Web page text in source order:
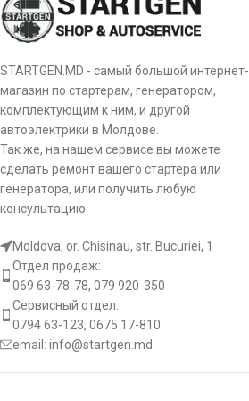
O.D.2 [ mm ]
L.1 [ mm ]
L.2 [ mm ]
Оборот CW
[:ro]
Бендиксы стартера
Количество зубьев [ qty. ]
STARTGEN.MD - самый большой интернет-
магазин по стартерам, генератором,
комплектующим к ним, и другой
автоэлектрики в Молдове.
Так же, на нашем сервисе вы можете
сделать ремонт вашего стартера или
генератора, или получить любую
консультацию.
Moldova, or. Chisinau, str. Bucuriei, 1
Отдел продаж:
069 63-78-78, 079 920-350
Сервисный отдел:
0794 63-123, 0675 17-810
email: info@startgen.md